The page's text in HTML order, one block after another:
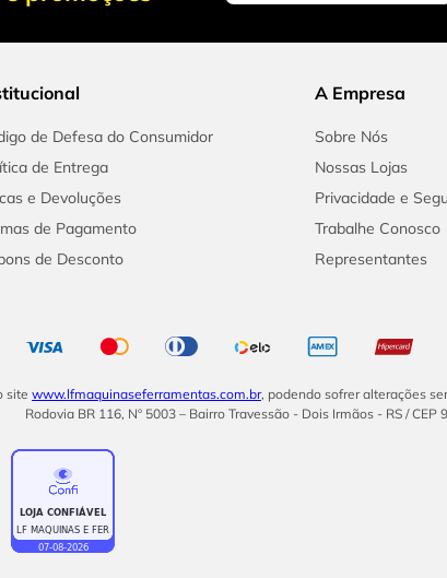
de Defesa do Consumidor
de Entrega
e Devoluções
de Pagamento
de Desconto
A Empresa
Sobre Nós
Nossas Lojas
Privacidade e
Trabalhe Conosco
Representantes
site www.lfmaquinaseferramentas.com.br, podendo sofrer alterações
Rodovia BR 116, Nº 5003 – Bairro Travessão - Dois Irmãos - RS /